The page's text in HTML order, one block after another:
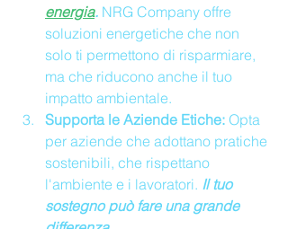
energia. NRG Company offre
soluzioni energetiche che non
solo ti permettono di risparmiare,
ma che riducono anche il tuo
impatto ambientale.
Supporta le Aziende Etiche: Opta
per aziende che adottano pratiche
sostenibili, che rispettano
l'ambiente e i lavoratori. Il tuo
sostegno può fare una grande